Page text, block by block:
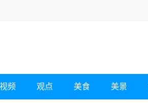
视频 观点 美食 美景